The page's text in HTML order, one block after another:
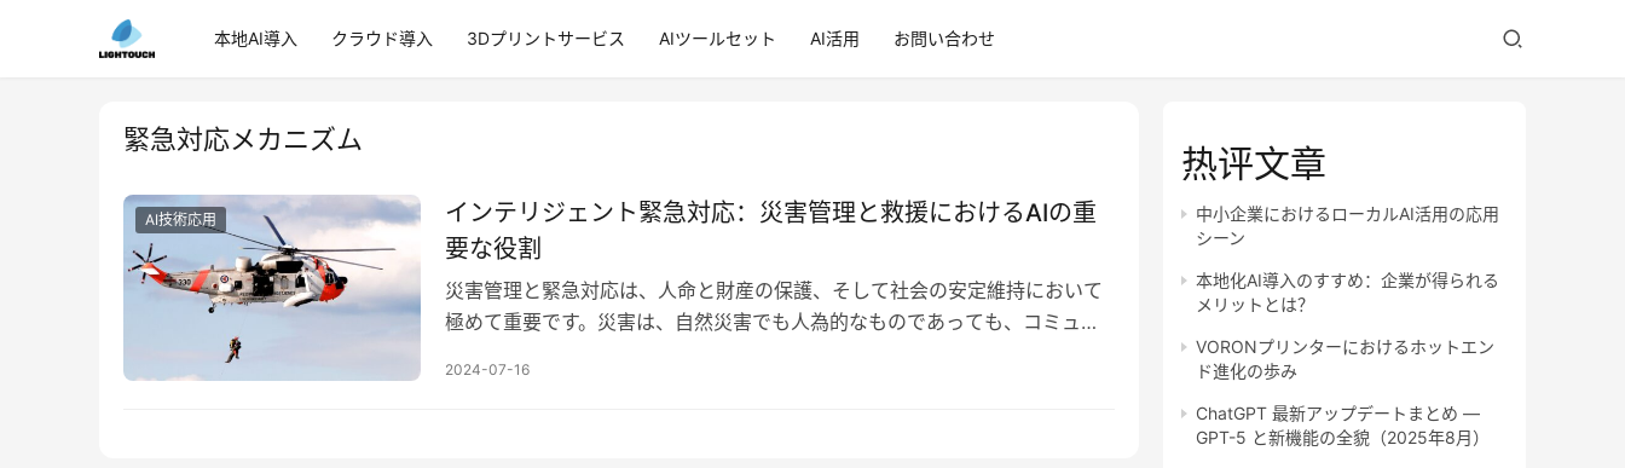
本地AI導入 クラウド導入 3Dプリントサービス AIツールセット AI活用 お問い合わせ
緊急対応メカニズム
AI技術応用
インテリジェント緊急対応：災害管理と救援におけるAIの重
要な役割
災害管理と緊急対応は、人命と財産の保護、そして社会の安定維持において
極めて重要です。災害は、自然災害でも人為的なものであっても、コミュニ
2024-07-16
热评文章
中小企業におけるローカルAI活用の応用
シーン
本地化AI導入のすすめ：企業が得られる
メリットとは？
VORONプリンターにおけるホットエン
ド進化の歩み
ChatGPT 最新アップデートまとめ —
GPT-5 と新機能の全貌（2025年8月）